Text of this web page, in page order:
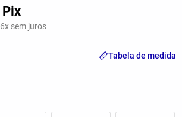
Pix
6x sem juros
Tabela de medida